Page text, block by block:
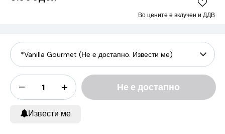
Во цените е вклучен и ДДВ
Не е достапно
Извести ме